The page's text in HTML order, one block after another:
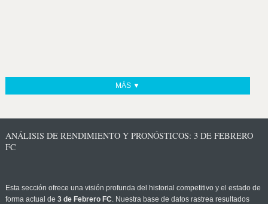
MÁS ▼
ANÁLISIS DE RENDIMIENTO Y PRONÓSTICOS: 3 DE FEBRERO
FC
Esta sección ofrece una visión profunda del historial competitivo y el estado de
forma actual de 3 de Febrero FC. Nuestra base de datos rastrea resultados